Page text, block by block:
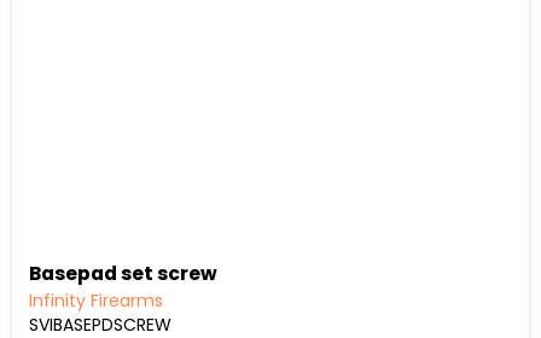
Basepad set screw
Infinity Firearms
SVIBASEPDSCREW